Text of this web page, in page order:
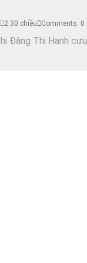
2:30 chiều Comments: 0
Đặng Thi Hanh